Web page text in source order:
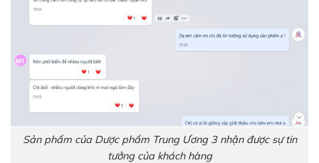
Sản phẩm của Dược phẩm Trung Ương 3 nhận được sự tin
tưởng của khách hàng